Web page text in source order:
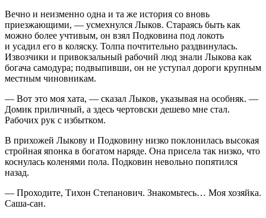
Вечно и неизменно одна и та же история со вновь
приезжающими, — усмехнулся Лыков. Стараясь быть как
можно более учтивым, он взял Подковина под локоть
и усадил его в коляску. Толпа почтительно раздвинулась.
Извозчики и привокзальный рабочий люд знали Лыкова как
богача самодура; подвыпивши, он не уступал дороги крупным
местным чиновникам.
— Вот это моя хата, — сказал Лыков, указывая на особняк. —
Домик приличный, а здесь чертовски дешево мне стал.
Рабочих рук с избытком.
В прихожей Лыкову и Подковину низко поклонилась высокая
стройная японка в богатом наряде. Она присела так низко, что
коснулась коленями пола. Подковин невольно попятился
назад.
— Проходите, Тихон Степанович. Знакомьтесь… Моя хозяйка.
Саша-сан.